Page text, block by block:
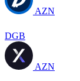
AZN
DGB
AZN